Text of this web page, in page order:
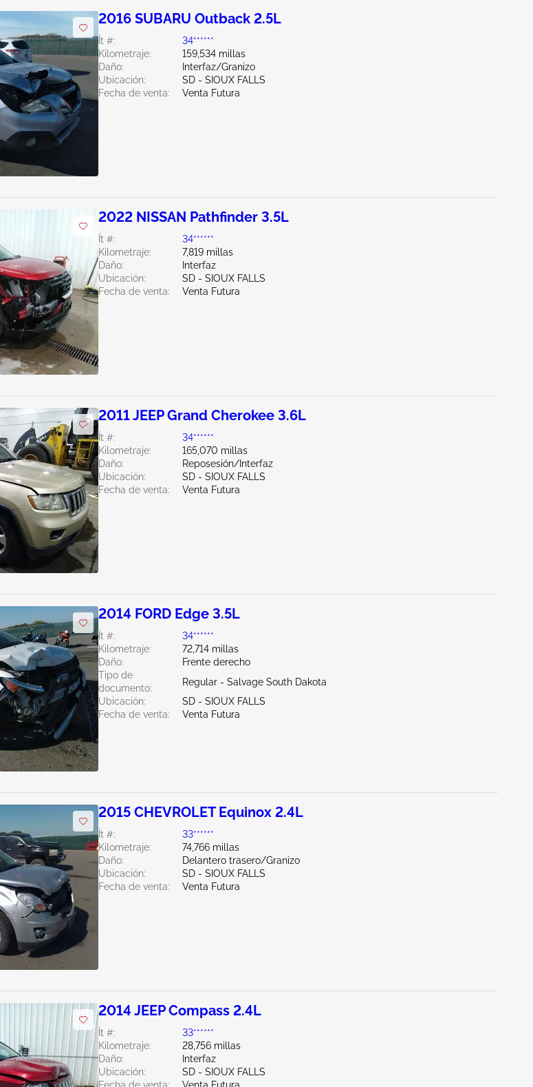
2016 SUBARU Outback 2.5L
Ít #:
34******
Kilometraje:
159,534 millas
Daño:
Interfaz/Granizo
Ubicación:
SD - SIOUX FALLS
Fecha de venta:
Venta Futura
2022 NISSAN Pathfinder 3.5L
Ít #:
34******
Kilometraje:
7,819 millas
Daño:
Interfaz
Ubicación:
SD - SIOUX FALLS
Fecha de venta:
Venta Futura
2011 JEEP Grand Cherokee 3.6L
Ít #:
34******
Kilometraje:
165,070 millas
Daño:
Reposesión/Interfaz
Ubicación:
SD - SIOUX FALLS
Fecha de venta:
Venta Futura
2014 FORD Edge 3.5L
Ít #:
34******
Kilometraje:
72,714 millas
Daño:
Frente derecho
Tipo de
documento:
Regular - Salvage South Dakota
Ubicación:
SD - SIOUX FALLS
Fecha de venta:
Venta Futura
2015 CHEVROLET Equinox 2.4L
Ít #:
33******
Kilometraje:
74,766 millas
Daño:
Delantero trasero/Granizo
Ubicación:
SD - SIOUX FALLS
Fecha de venta:
Venta Futura
2014 JEEP Compass 2.4L
Ít #:
33******
Kilometraje:
28,756 millas
Daño:
Interfaz
Ubicación:
SD - SIOUX FALLS